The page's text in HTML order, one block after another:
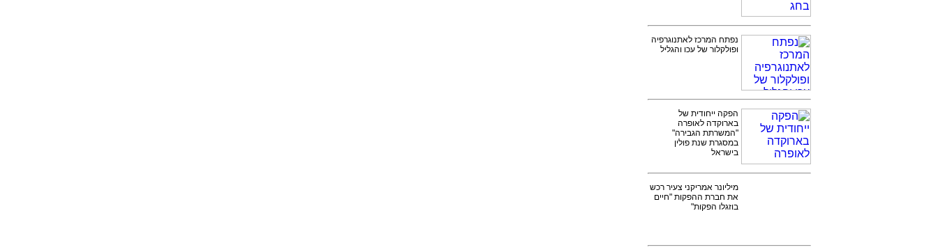
נפתח המרכז לאתנוגרפיה
ופולקלור של עכו והגליל
הפקה ייחודית של
בארוקדה לאופרה
"המשרתת הגבירה"
במסגרת שנת פולין
בישראל
מיליונר אמריקני צעיר רכש
את חברת ההפקות "חיים
בוזגלו הפקות"